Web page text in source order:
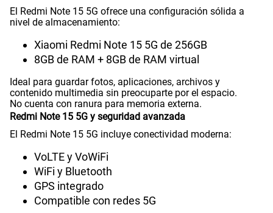
Lector de Huella
VoLTE
Compatibilidad con eSIM
El Redmi Note 15 5G ofrece una configuración sólida a
nivel de almacenamiento:
Xiaomi Redmi Note 15 5G de 256GB
8GB de RAM + 8GB de RAM virtual
Ideal para guardar fotos, aplicaciones, archivos y
contenido multimedia sin preocuparte por el espacio.
No cuenta con ranura para memoria externa.
Redmi Note 15 5G y seguridad avanzada
El Redmi Note 15 5G incluye conectividad moderna:
VoLTE y VoWiFi
WiFi y Bluetooth
GPS integrado
Compatible con redes 5G